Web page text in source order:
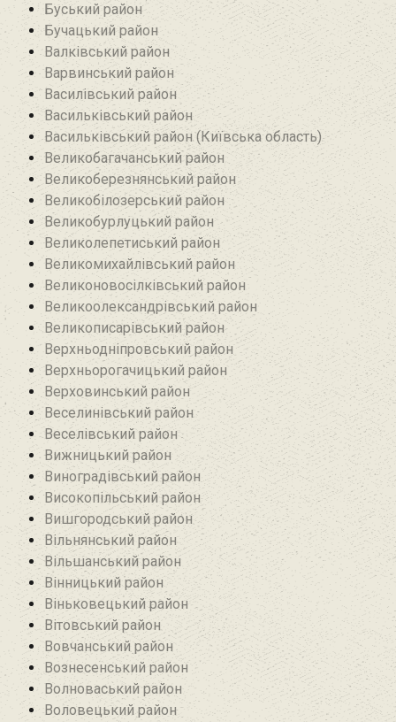
Буський район‎
Бучацький район
Валківський район
Варвинський район
Василівський район
Васильківський район
Васильківський район (Київська область)
Великобагачанський район
Великоберезнянський район
Великобілозерський район‎
Великобурлуцький район
Великолепетиський район
Великомихайлівський район‎
Великоновосілківський район‎
Великоолександрівський район
Великописарівський район
Верхньодніпровський район
Верхньорогачицький район
Верховинський район
Веселинівський район‎
Веселівський район‎
Вижницький район
Виноградівський район
Високопільський район
Вишгородський район
Вільнянський район‎
Вільшанський район
Вінницький район
Віньковецький район
Вітовський район
Вовчанський район
Вознесенський район
Волноваський район
Воловецький район